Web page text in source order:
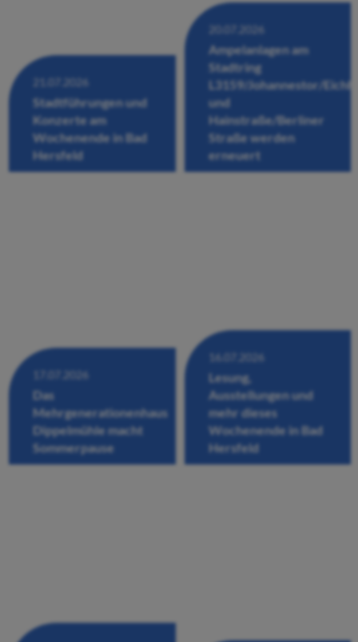
21.07.2026
Stadtführungen und
Konzerte am
Wochenende in Bad
Hersfeld
20.07.2026
Ampelanlagen am
Stadtring
L3159/Johannestor/
und
Hainstraße/Berliner
Straße werden
erneuert
17.07.2026
Das
Mehrgenerationenhaus
Dippelmühle macht
Sommerpause
16.07.2026
Lesung,
Ausstellungen und
mehr dieses
Wochenende in Bad
Hersfeld